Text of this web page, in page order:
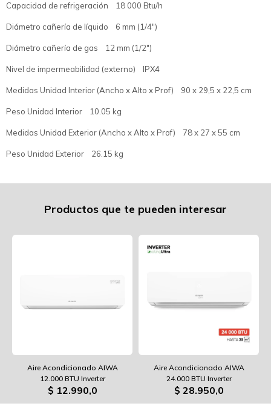
Capacidad de refrigeración 18 000 Btu/h
Diámetro cañería de líquido 6 mm (1/4")
Diámetro cañería de gas 12 mm (1/2")
Nivel de impermeabilidad (externo) IPX4
Medidas Unidad Interior (Ancho x Alto x Prof) 90 x 29,5 x 22,5 cm
Peso Unidad Interior 10.05 kg
Medidas Unidad Exterior (Ancho x Alto x Prof) 78 x 27 x 55 cm
Peso Unidad Exterior 26.15 kg
Productos que te pueden interesar
Aire Acondicionado AIWA
12.000 BTU Inverter
$ 12.990,0
Aire Acondicionado AIWA
24.000 BTU Inverter
$ 28.950,0